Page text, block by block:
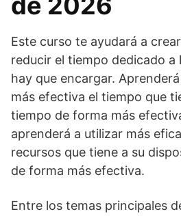
Este curso te ayudará a
reducir el tiempo dedicado a
hay que encargar.
más efectiva el tiempo que
tiempo de forma más
aprenderá a utilizar más
recursos que tiene a su
de forma más efectiva.
Entre los temas principales